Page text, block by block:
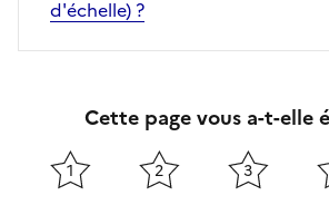
d'échelle) ?
Cette page vous a-t-elle
1 2 3